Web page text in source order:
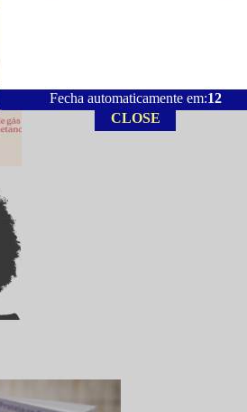
Fecha automaticamente em:11
CLOSE